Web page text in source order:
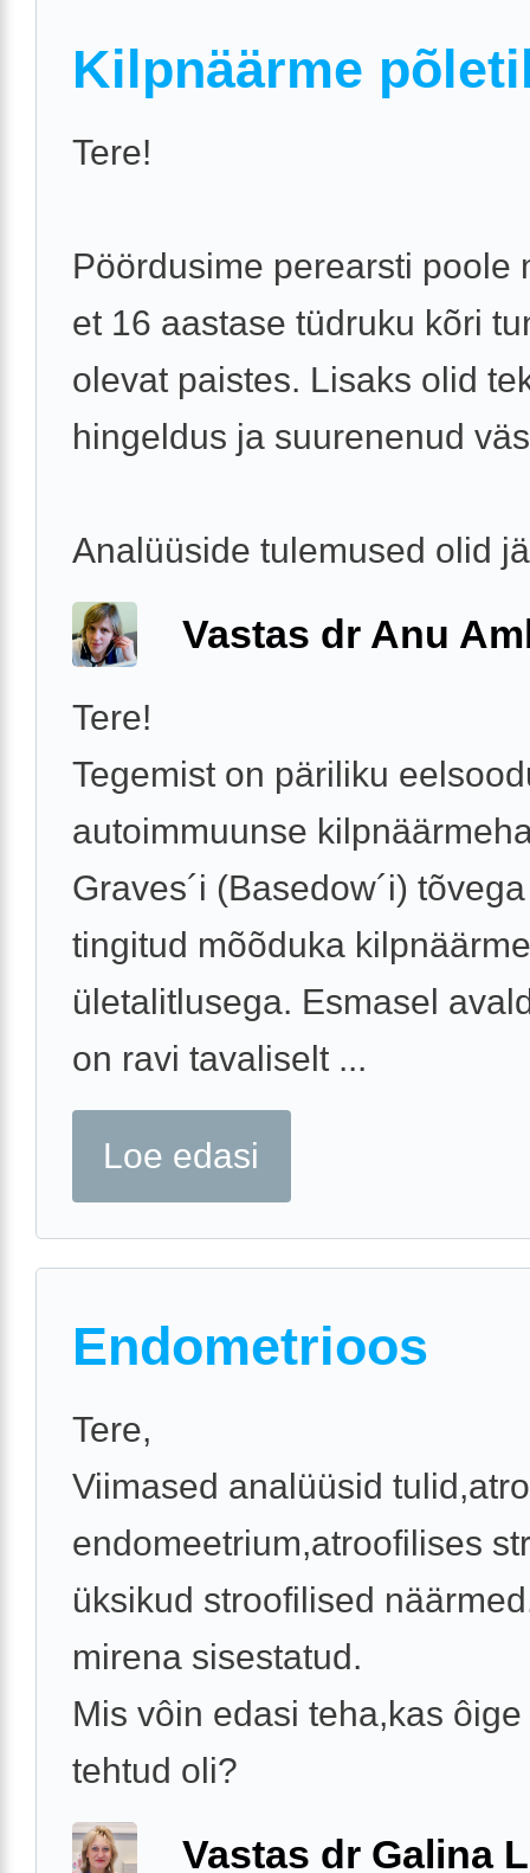
Kilpnäärme
Tere!
Pöördusime perearsti poole
et 16 aastase tüdruku kõri
olevat paistes. Lisaks olid
hingeldus ja suurenenud
Analüüside tulemused olid
Vastas dr Anu
Tere!
Tegemist on päriliku
autoimmuunse
Graves´i (Basedow´i)
tingitud mõõduka kilpnäärme
ületalitlusega. Esmasel
on ravi tavaliselt ...
Loe edasi
Endometrioos
Tere,
Viimased analüüsid
endomeetrium,atroofilises
üksikud stroofilised
mirena sisestatud.
Mis vôin edasi teha,kas
tehtud oli?
Vastas dr Galina